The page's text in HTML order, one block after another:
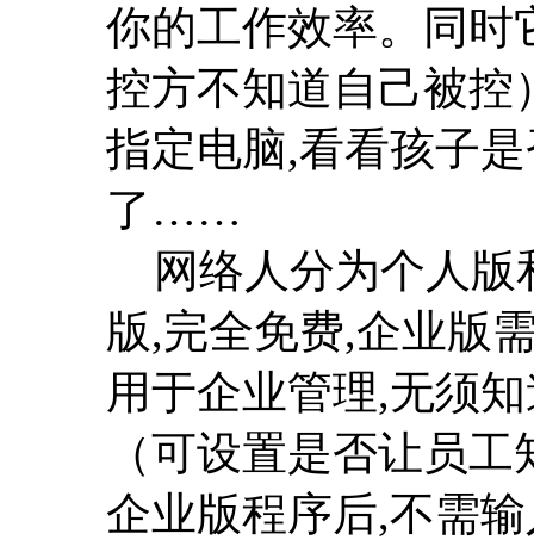
你的工作效率。同时
控方不知道自己被控
指定电脑,看看孩子
了……
网络人分为个人版
版,完全免费,企业版
用于企业管理,无须
（可设置是否让员
企业版程序后,不需